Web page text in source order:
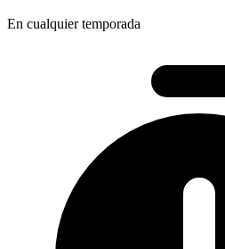
En cualquier temporada